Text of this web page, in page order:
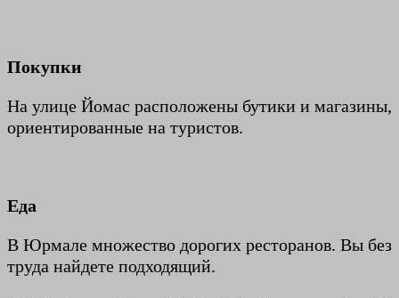
Покупки
На улице Йомас расположены бутики и магазины,
ориентированные на туристов.
Еда
В Юрмале множество дорогих ресторанов. Вы без
труда найдете подходящий.